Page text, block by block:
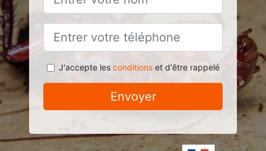
J'accepte les conditionset d'être rappelé
Envoyer